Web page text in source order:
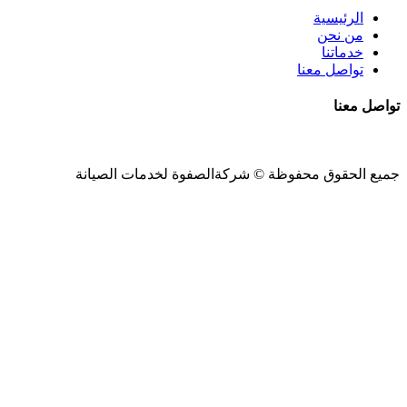
الرئيسية
من نحن
خدماتنا
تواصل معنا
تواصل معنا
جميع الحقوق محفوظة © شركةالصفوة لخدمات الصيانة